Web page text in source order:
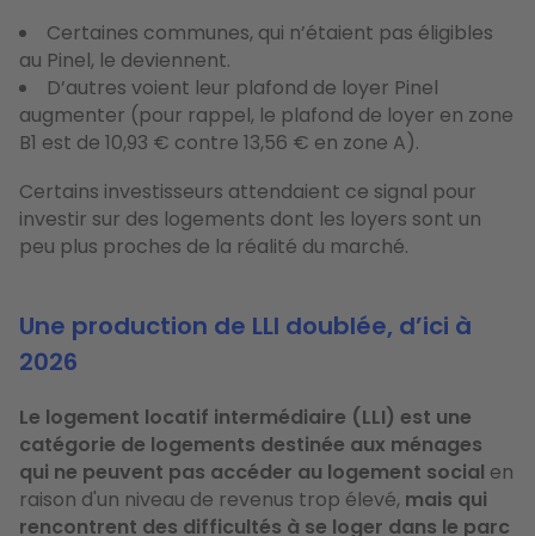
Certaines communes, qui n’étaient pas éligibles
au Pinel, le deviennent.
D’autres voient leur plafond de loyer Pinel
augmenter (pour rappel, le plafond de loyer en zone
B1 est de 10,93 € contre 13,56 € en zone A).
Certains investisseurs attendaient ce signal pour
investir sur des logements dont les loyers sont un
peu plus proches de la réalité du marché.
Une production de LLI doublée, d’ici à
2026
Le logement locatif intermédiaire (LLI) est une
catégorie de logements destinée aux ménages
qui ne peuvent pas accéder au logement social en
raison d'un niveau de revenus trop élevé, mais qui
rencontrent des difficultés à se loger dans le parc